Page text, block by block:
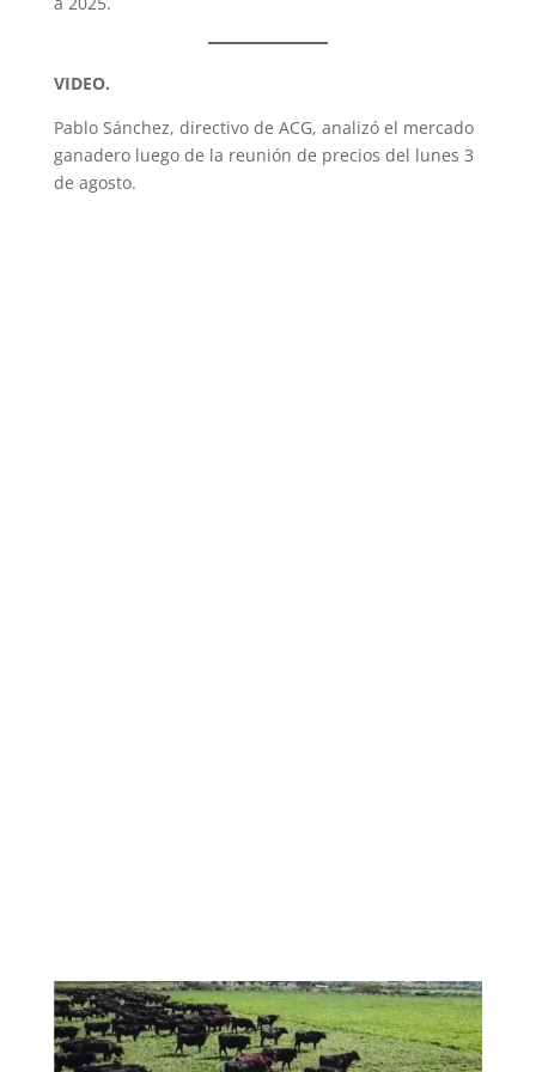
VIDEO.
Pablo Sánchez, directivo de ACG, analizó el mercado
ganadero luego de la reunión de precios del lunes 3
de agosto.